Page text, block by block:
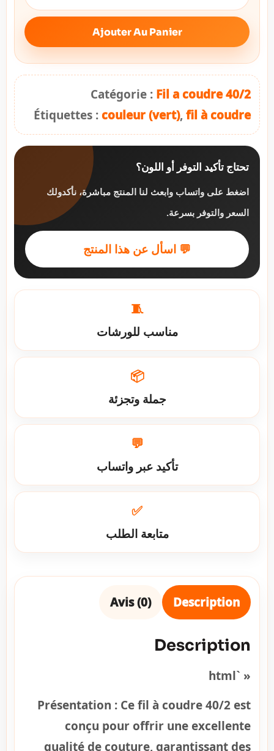
Ajouter Au Panier
Catégorie : Fil a coudre 40/2
Étiquettes :couleur (vert), fil à coudre
تحتاج تأكيد التوفر أو اللون؟
اضغط على واتساب وابعث لنا المنتج مباشرة، نأكدولك
السعر والتوفر بسرعة.
💬 اسأل عن هذا المنتج
🧵
مناسب للورشات
📦
جملة وتجزئة
💬
تأكيد عبر واتساب
✅
متابعة الطلب
Description
Avis (0)
Description
« `html
Présentation : Ce fil à coudre 40/2 est
conçu pour offrir une excellente
qualité de couture, garantissant des